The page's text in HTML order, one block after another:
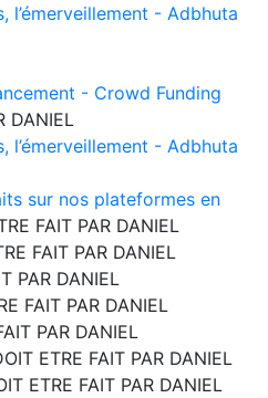
l’émerveillement - Adbhuta
- Crowd Funding
DANIEL
l’émerveillement - Adbhuta
sur nos plateformes en
FAIT PAR DANIEL
FAIT PAR DANIEL
PAR DANIEL
FAIT PAR DANIEL
PAR DANIEL
ETRE FAIT PAR DANIEL
ETRE FAIT PAR DANIEL